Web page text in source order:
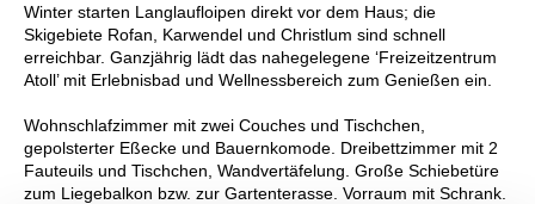
Winter starten Langlaufloipen direkt vor dem Haus; die
Skigebiete Rofan, Karwendel und Christlum sind schnell
erreichbar. Ganzjährig lädt das nahegelegene ‘Freizeitzentrum
Atoll’ mit Erlebnisbad und Wellnessbereich zum Genießen ein.
Wohnschlafzimmer mit zwei Couches und Tischchen,
gepolsterter Eßecke und Bauernkomode. Dreibettzimmer mit 2
Fauteuils und Tischchen, Wandvertäfelung. Große Schiebetüre
zum Liegebalkon bzw. zur Gartenterasse. Vorraum mit Schrank.